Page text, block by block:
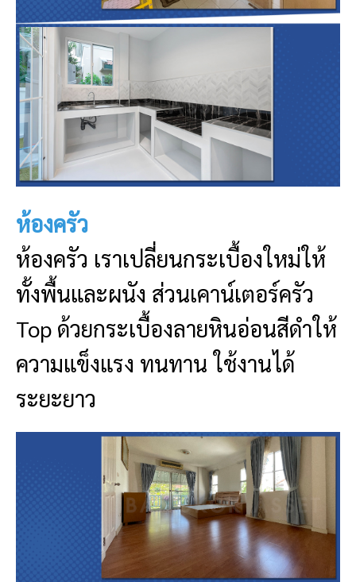
ห้องครัว
ห้องครัว เราเปลี่ยนกระเบื้องใหม่ให้
ทั้งพื้นและผนัง ส่วนเคาน์เตอร์ครัว
Top ด้วยกระเบื้องลายหินอ่อนสีดำให้
ความแข็งแรง ทนทาน ใช้งานได้
ระยะยาว